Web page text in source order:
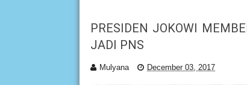
PRESIDEN JOKOWI
JADI PNS
Mulyana December 03, 2017